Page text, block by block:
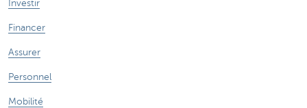
Investir
Financer
Assurer
Personnel
Mobilité